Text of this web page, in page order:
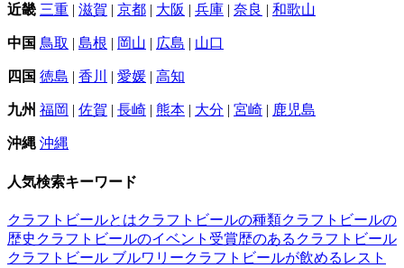
近畿 三重 | 滋賀 | 京都 | 大阪 | 兵庫 | 奈良 | 和歌山
中国 鳥取 | 島根 | 岡山 | 広島 | 山口
四国 徳島 | 香川 | 愛媛 | 高知
九州 福岡 | 佐賀 | 長崎 | 熊本 | 大分 | 宮崎 | 鹿児島
沖縄 沖縄
人気検索キーワード
クラフトビールとはクラフトビールの種類クラフトビールの
歴史 クラフトビールのイベント 受賞歴のあるクラフトビール
クラフトビール ブルワリークラフトビールが飲めるレスト